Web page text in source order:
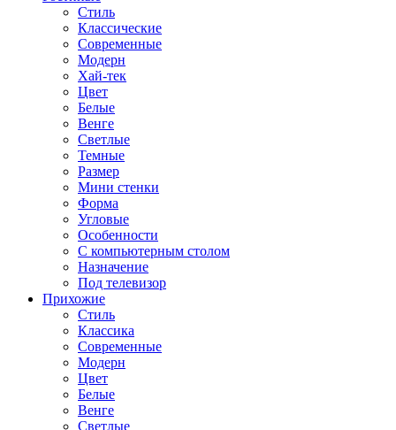
Стиль
Классические
Современные
Модерн
Хай-тек
Цвет
Белые
Венге
Светлые
Темные
Размер
Мини стенки
Форма
Угловые
Особенности
С компьютерным столом
Назначение
Под телевизор
Прихожие
Стиль
Классика
Современные
Модерн
Цвет
Белые
Венге
Светлые